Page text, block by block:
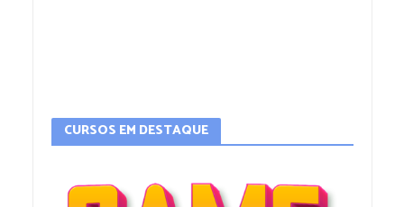
CURSOS EM DESTAQUE